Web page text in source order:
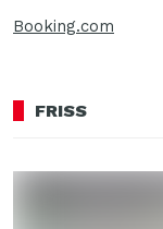
Booking.com
FRISS